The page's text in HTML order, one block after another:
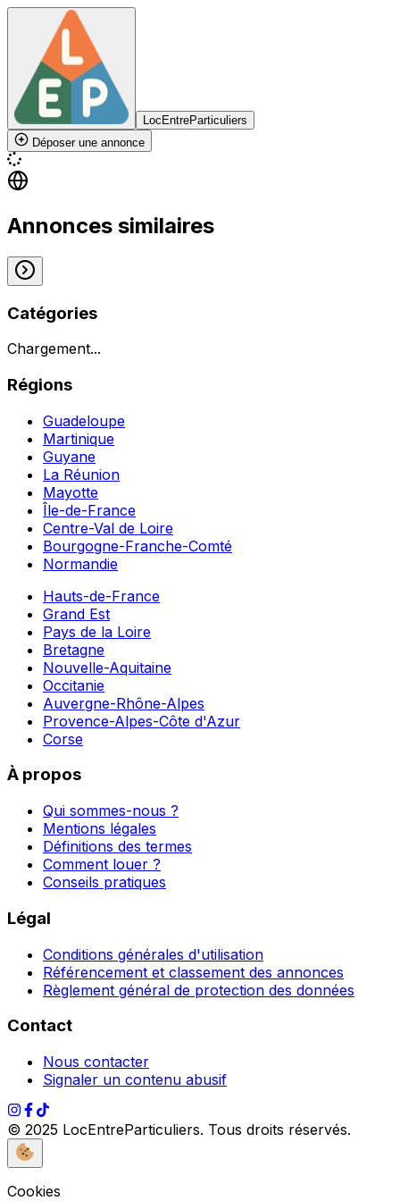
LocEntreParticuliers
Déposer une annonce
Annonces similaires
Catégories
Chargement...
Régions
Guadeloupe
Martinique
Guyane
La Réunion
Mayotte
Île-de-France
Centre-Val de Loire
Bourgogne-Franche-Comté
Normandie
Hauts-de-France
Grand Est
Pays de la Loire
Bretagne
Nouvelle-Aquitaine
Occitanie
Auvergne-Rhône-Alpes
Provence-Alpes-Côte d'Azur
Corse
À propos
Qui sommes-nous ?
Mentions légales
Définitions des termes
Comment louer ?
Conseils pratiques
Légal
Conditions générales d'utilisation
Référencement et classement des annonces
Règlement général de protection des données
Contact
Nous contacter
Signaler un contenu abusif
© 2025 LocEntreParticuliers. Tous droits réservés.
Cookies